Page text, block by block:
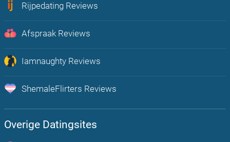
Rijpedating Reviews
Rijpe Dating is Plezier voor volwassenen Belgen 30+
Afspraak Reviews
Onbeperkt afspraakjes maken, flirten en chatten met mensen uit jou
regio
Iamnaughty Reviews
Op zoek naar Lust? Boost hier je sexleven
ShemaleFlirters Reviews
Overige Datingsites